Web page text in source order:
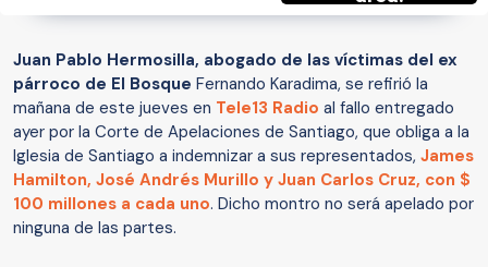
Juan Pablo Hermosilla, abogado de las víctimas del ex
párroco de El Bosque Fernando Karadima, se refirió la
mañana de este jueves en Tele13 Radio al fallo entregado
ayer por la Corte de Apelaciones de Santiago, que obliga a la
Iglesia de Santiago a indemnizar a sus representados, James
Hamilton, José Andrés Murillo y Juan Carlos Cruz, con $
100 millones a cada uno. Dicho montro no será apelado por
ninguna de las partes.